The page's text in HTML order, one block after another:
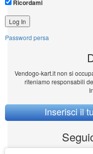
Ricordami
Password persa
Vendogo-kart.it non si
riteniamo responsabili
Inserisci il